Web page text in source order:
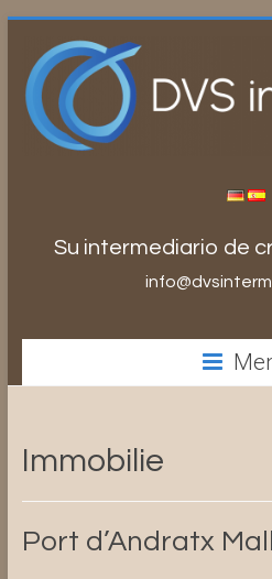
contenido
Su intermediario de
Immobilie
Port d’Andratx